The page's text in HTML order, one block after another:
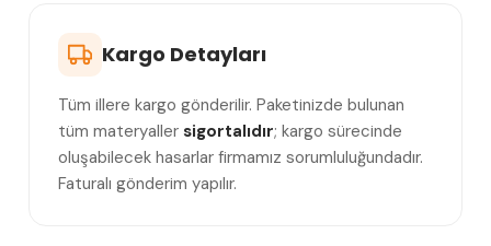
Kargo Detayları
Tüm illere kargo gönderilir. Paketinizde bulunan
tüm materyaller sigortalıdır; kargo sürecinde
oluşabilecek hasarlar firmamız sorumluluğundadır.
Faturalı gönderim yapılır.